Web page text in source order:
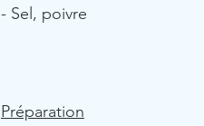
- Sel, poivre
Préparation